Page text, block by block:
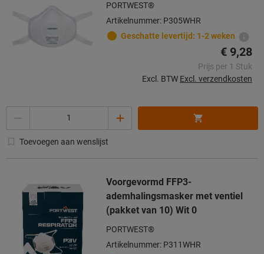
PORTWEST®
Artikelnummer: P305WHR
Geschatte levertijd: 1-2 weken
€ 9,28
Prijs per 1 Stuk
Excl. BTW Excl. verzendkosten
Toevoegen aan wenslijst
Voorgevormd FFP3-
ademhalingsmasker met ventiel
(pakket van 10) Wit 0
PORTWEST®
Artikelnummer: P311WHR